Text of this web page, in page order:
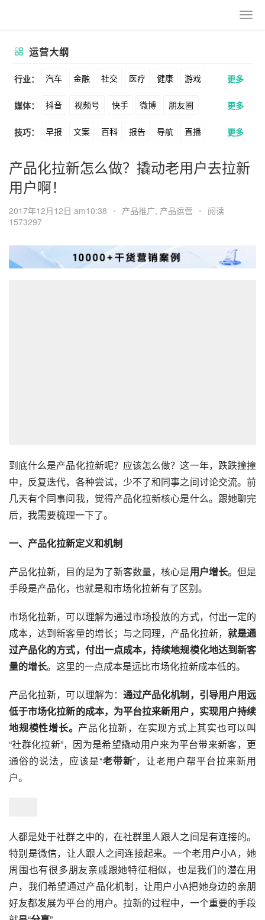
运营大纲
行业： 汽车 金融 社交 医疗 健康 游戏
动漫 美妆 美食 家装 教育 婚纱
酒旅 母婴 宠物 文娱 跨境 科技
广告 元宇宙 房地产
更多
媒体： 抖音 视频号 快手 微博 朋友圈
公众号 B站 小红书 头条 知乎
Soul 360 百度 搜狗 爱奇艺 美柚
美图
Tiktok Yahoo Bing
更多
技巧： 早报 文案 百科 报告 导航 直播
卖货 脚本 话术 电商 私域 社群
涨粉
数据 拉新 活动 用户 游戏 海外
KOL 元宇宙 跨境 青瓜通
更多
产品化拉新怎么做？撬动老用户去拉新
用户啊！
2017年12月12日 am10:38 • 产品推广, 产品运营 • 阅读
1573297
到底什么是产品化拉新呢？应该怎么做？这一年，跌跌撞撞
中，反复迭代，各种尝试，少不了和同事之间讨论交流。前
几天有个同事问我，觉得产品化拉新核心是什么。跟她聊完
后，我需要梳理一下了。
一、产品化拉新定义和机制
产品化拉新，目的是为了新客数量，核心是用户增长。但是
手段是产品化，也就是和市场化拉新有了区别。
市场化拉新，可以理解为通过市场投放的方式，付出一定的
成本，达到新客量的增长；与之同理，产品化拉新， 就是通
过产品化的方式，付出一点成本，持续地规模化地达到新客
量的增长。这里的一点成本是远比市场化拉新成本低的。
产品化拉新，可以理解为： 通过产品化机制，引导用户用远
低于市场化拉新的成本，为平台拉来新用户，实现用户持续
地规模性增长。 产品化拉新，在实现方式上其实也可以叫
“社群化拉新”，因为是希望撬动用户来为平台带来新客，更
通俗的说法，应该是“老带新”，让老用户帮平台拉来新用
户。
人都是处于社群之中的，在社群里人跟人之间是有连接的。
特别是微信，让人跟人之间连接起来。一个老用户小A，她
周围也有很多朋友亲戚跟她特征相似，也是我们的潜在用
户，我们希望通过产品化机制，让用户小A把她身边的亲朋
好友都发展为平台的用户。拉新的过程中，一个重要的手段